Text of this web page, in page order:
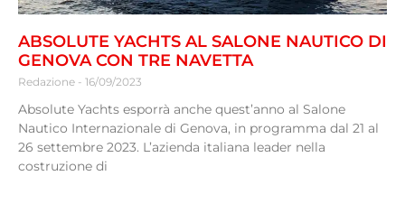
ABSOLUTE YACHTS AL SALONE NAUTICO DI
GENOVA CON TRE NAVETTA
Redazione 16/09/2023
Absolute Yachts esporrà anche quest’anno al Salone
Nautico Internazionale di Genova, in programma dal 21 al
26 settembre 2023. L’azienda italiana leader nella
costruzione di